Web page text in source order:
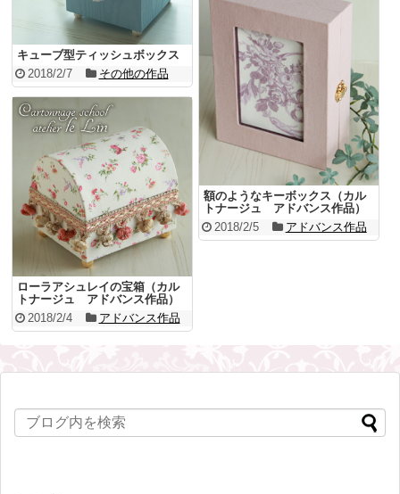
キューブ型ティッシュボックス
2018/2/7
その他の作品
額のようなキーボックス（カル
トナージュ アドバンス作品）
2018/2/5
アドバンス作品
ローラアシュレイの宝箱（カル
トナージュ アドバンス作品）
2018/2/4
アドバンス作品